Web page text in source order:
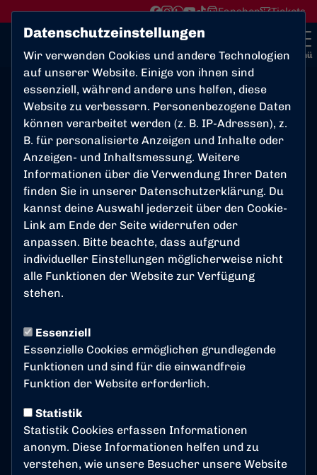
Datenschutzeinstellungen
Wir verwenden Cookies und andere Technologien
auf unserer Website. Einige von ihnen sind
essenziell, während andere uns helfen, diese
Website zu verbessern. Personenbezogene Daten
können verarbeitet werden (z. B. IP-Adressen), z.
B. für personalisierte Anzeigen und Inhalte oder
Anzeigen- und Inhaltsmessung. Weitere
Informationen über die Verwendung Ihrer Daten
finden Sie in unserer Datenschutzerklärung. Du
kannst deine Auswahl jederzeit über den Cookie-
Link am Ende der Seite widerrufen oder
anpassen. Bitte beachte, dass aufgrund
individueller Einstellungen möglicherweise nicht
alle Funktionen der Website zur Verfügung
stehen.
Essenziell
Essenzielle Cookies ermöglichen grundlegende
Funktionen und sind für die einwandfreie
Funktion der Website erforderlich.
Statistik
Statistik Cookies erfassen Informationen
anonym. Diese Informationen helfen und zu
verstehen, wie unsere Besucher unsere Website
Fanshop Tickets
Menü
KARNEVAL 2025
Auch in dieser
Session war der
Bonner SC fest im
Karneval vertreten:
Spiel „Alaaf vs.
Helau“, Rathaussturm
mit den Stadtsoldaten
und
am Münsterplatz.
Mehr erfahren